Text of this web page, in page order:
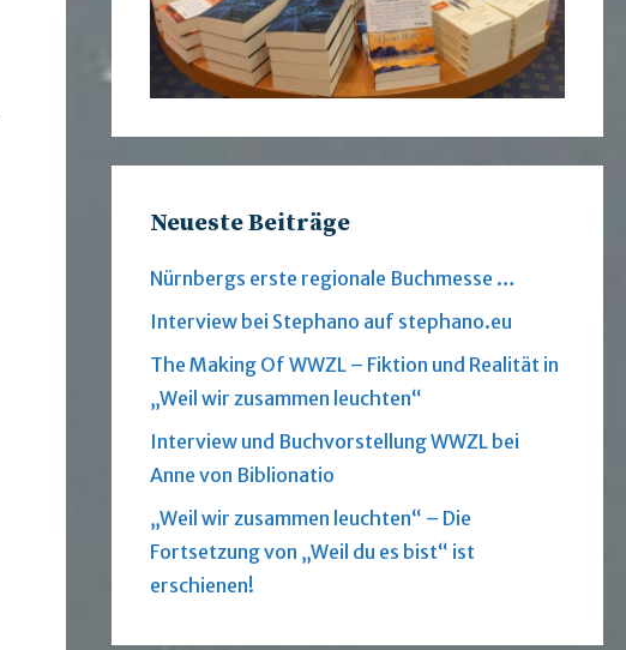
Neueste Beiträge
Nürnbergs erste regionale Buchmesse …
Interview bei Stephano auf stephano.eu
The Making Of WWZL – Fiktion und Realität in
„Weil wir zusammen leuchten“
Interview und Buchvorstellung WWZL bei
Anne von Biblionatio
„Weil wir zusammen leuchten“ – Die
Fortsetzung von „Weil du es bist“ ist
erschienen!